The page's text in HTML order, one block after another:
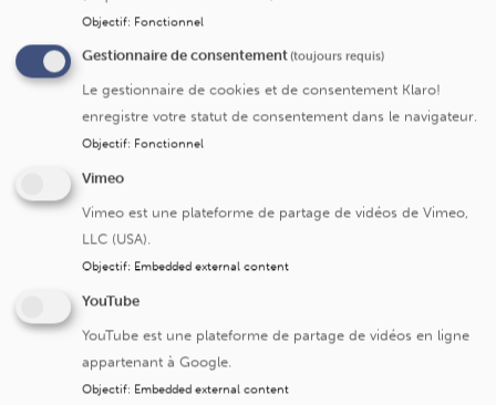
Possibilité d’activité indépendante complémentaire
d’IRM et scanner le soir et le week-end
Nous vous proposons
et collaborations dans un cadre universitaire
Des opportunités de développement professionnel et
académique
Possibilité de contribuer à l’évolution du service, de
développer de nouvelles pratiques.
Un plateau technique de pointe, la collaboration avec
des équipes cliniques prenant en charge des
pathologies complexes.
Objectif: Fonctionnel
Gestionnaire de consentement(toujours requis)
Le gestionnaire de cookies et de consentement Klaro!
enregistre votre statut de consentement dans le navigateur.
Objectif: Fonctionnel
Vimeo
Vimeo est une plateforme de partage de vidéos de Vimeo,
LLC (USA).
Objectif: Embedded external content
YouTube
YouTube est une plateforme de partage de vidéos en ligne
appartenant à Google.
Objectif: Embedded external content